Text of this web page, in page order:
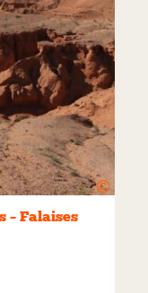
©
– Falaises